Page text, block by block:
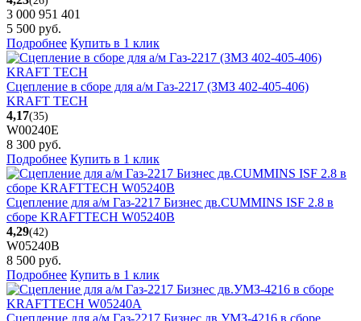
3 000 951 401
5 500 руб.
Подробнее Купить в 1 клик
Сцепление в сборе для а/м Газ-2217 (ЗМЗ 402-405-406)
KRAFT TECH
4,17(35)
W00240E
8 300 руб.
Подробнее Купить в 1 клик
Сцепление для а/м Газ-2217 Бизнес дв.CUMMINS ISF 2.8 в
сборе KRAFTTECH W05240B
4,29(42)
W05240B
8 500 руб.
Подробнее Купить в 1 клик
Сцепление для а/м Газ-2217 Бизнес дв.УМЗ-4216 в сборе